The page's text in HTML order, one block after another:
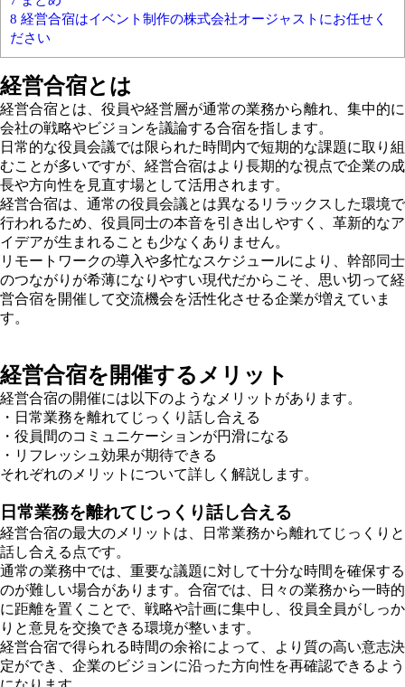
8 経営合宿はイベント制作の株式会社オージャストにお任せく
ださい
経営合宿とは
経営合宿とは、役員や経営層が通常の業務から離れ、集中的に
会社の戦略やビジョンを議論する合宿を指します。
日常的な役員会議では限られた時間内で短期的な課題に取り組
むことが多いですが、経営合宿はより長期的な視点で企業の成
長や方向性を見直す場として活用されます。
経営合宿は、通常の役員会議とは異なるリラックスした環境で
行われるため、役員同士の本音を引き出しやすく、革新的なア
イデアが生まれることも少なくありません。
リモートワークの導入や多忙なスケジュールにより、幹部同士
のつながりが希薄になりやすい現代だからこそ、思い切って経
営合宿を開催して交流機会を活性化させる企業が増えていま
す。
経営合宿を開催するメリット
経営合宿の開催には以下のようなメリットがあります。
・日常業務を離れてじっくり話し合える
・役員間のコミュニケーションが円滑になる
・リフレッシュ効果が期待できる
それぞれのメリットについて詳しく解説します。
日常業務を離れてじっくり話し合える
経営合宿の最大のメリットは、日常業務から離れてじっくりと
話し合える点です。
通常の業務中では、重要な議題に対して十分な時間を確保する
のが難しい場合があります。合宿では、日々の業務から一時的
に距離を置くことで、戦略や計画に集中し、役員全員がしっか
りと意見を交換できる環境が整います。
経営合宿で得られる時間の余裕によって、より質の高い意志決
定ができ、企業のビジョンに沿った方向性を再確認できるよう